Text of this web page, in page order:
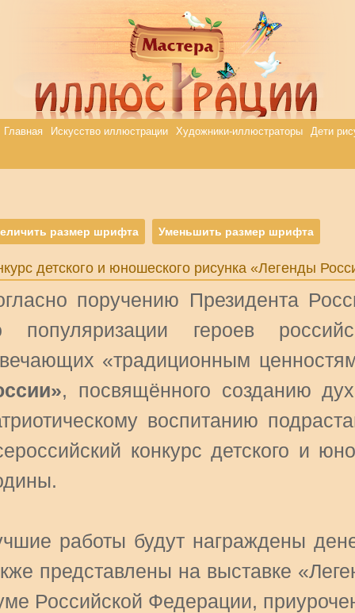
Главная Искусство иллюстрации Художники-иллюстраторы Дети
размер шрифта Уменьшить размер шрифта
детского и юношеского рисунка «Легенды
поручению Президента
популяризации героев
«традиционным
, посвящённого созданию
воспитанию
конкурс детского и
работы будут награждены
представлены на выставке
Российской Федерации,